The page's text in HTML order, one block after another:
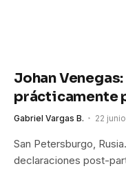
Johan
prácticamente
Gabriel Vargas B. 22
San Petersburgo,
declaraciones post-